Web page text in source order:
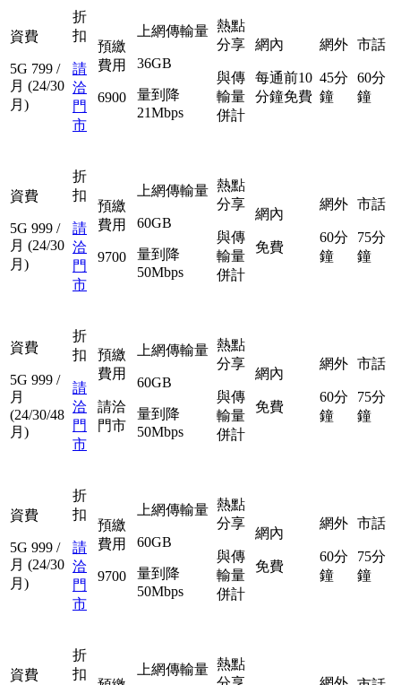
資費
5G 799 /
月 (24/30
月)
折
扣
請
洽
門
市
預繳
費用
6900
上網傳輸量
36GB
量到降
21Mbps
熱點
分享
與傳
輸量
併計
網內
每通前10
分鐘免費
網外
45分
鐘
市話
60分
鐘
資費
5G 999 /
月 (24/30
月)
折
扣
請
洽
門
市
預繳
費用
9700
上網傳輸量
60GB
量到降
50Mbps
熱點
分享
與傳
輸量
併計
網內
免費
網外
60分
鐘
市話
75分
鐘
資費
5G 999 /
月
(24/30/48
月)
折
扣
請
洽
門
市
預繳
費用
請洽
門市
上網傳輸量
60GB
量到降
50Mbps
熱點
分享
與傳
輸量
併計
網內
免費
網外
60分
鐘
市話
75分
鐘
資費
5G 999 /
月 (24/30
月)
折
扣
請
洽
門
市
預繳
費用
9700
上網傳輸量
60GB
量到降
50Mbps
熱點
分享
與傳
輸量
併計
網內
免費
網外
60分
鐘
市話
75分
鐘
資費
折
扣
上網傳輸量 熱點